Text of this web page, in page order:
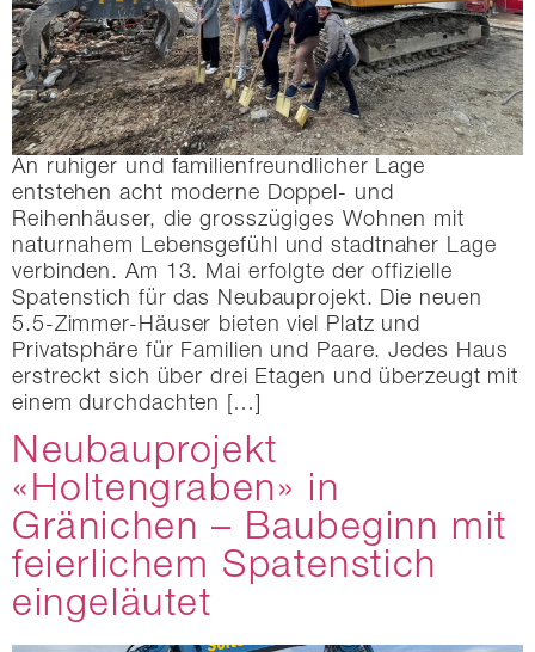
An ruhiger und familienfreundlicher Lage
entstehen acht moderne Doppel- und
Reihenhäuser, die grosszügiges Wohnen mit
naturnahem Lebensgefühl und stadtnaher Lage
verbinden. Am 13. Mai erfolgte der offizielle
Spatenstich für das Neubauprojekt. Die neuen
5.5-Zimmer-Häuser bieten viel Platz und
Privatsphäre für Familien und Paare. Jedes Haus
erstreckt sich über drei Etagen und überzeugt mit
einem durchdachten […]
Neubauprojekt
«Holtengraben» in
Gränichen – Baubeginn mit
feierlichem Spatenstich
eingeläutet